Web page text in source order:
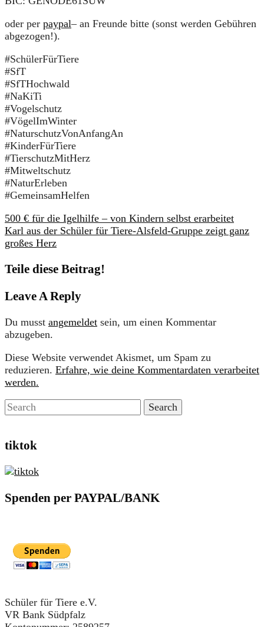
oder per paypal– an Freunde bitte (sonst werden Gebühren
abgezogen!).
#SchülerFürTiere
#SfT
#SfTHochwald
#NaKiTi
#Vogelschutz
#VögelImWinter
#NaturschutzVonAnfangAn
#KinderFürTiere
#TierschutzMitHerz
#Mitweltschutz
#NaturErleben
#GemeinsamHelfen
500 € für die Igelhilfe – von Kindern selbst erarbeitet
Karl aus der Schüler für Tiere-Alsfeld-Gruppe zeigt ganz
großes Herz
Teile diese Beitrag!
Leave A Reply
Du musst angemeldet sein, um einen Kommentar
abzugeben.
Diese Website verwendet Akismet, um Spam zu
reduzieren. Erfahre, wie deine Kommentardaten verarbeitet
werden.
tiktok
Spenden per PAYPAL/BANK
Schüler für Tiere e.V.
VR Bank Südpfalz